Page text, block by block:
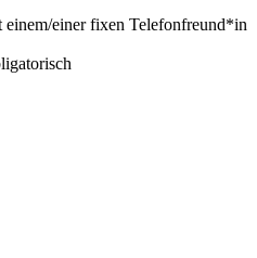
einem/einer fixen Telefonfreund*in